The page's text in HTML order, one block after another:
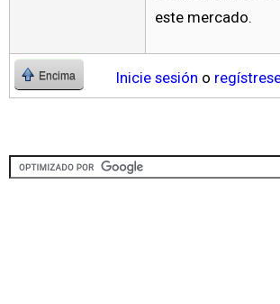
este mercado.
Encima Inicie sesión o